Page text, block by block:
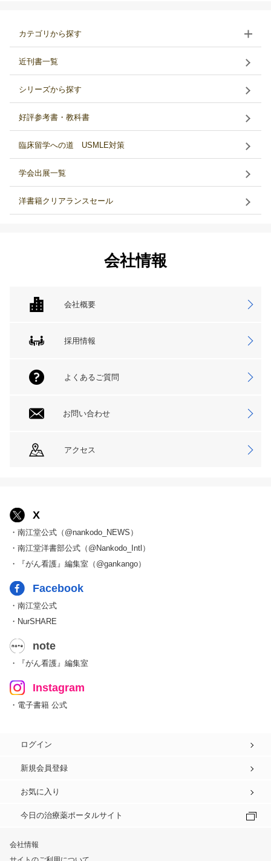
カテゴリから探す
近刊書一覧
シリーズから探す
好評参考書・教科書
臨床留学への道 USMLE対策
学会出展一覧
洋書籍クリアランスセール
会社情報
会社概要
採用情報
よくあるご質問
お問い合わせ
アクセス
X
・南江堂公式（@nankodo_NEWS）
・南江堂洋書部公式（@Nankodo_Intl）
・『がん看護』編集室（@gankango）
Facebook
・南江堂公式
・NurSHARE
note
・『がん看護』編集室
Instagram
・電子書籍 公式
ログイン
新規会員登録
お気に入り
今日の治療薬ポータルサイト
会社情報